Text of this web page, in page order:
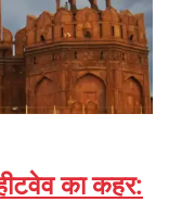
का कहर: